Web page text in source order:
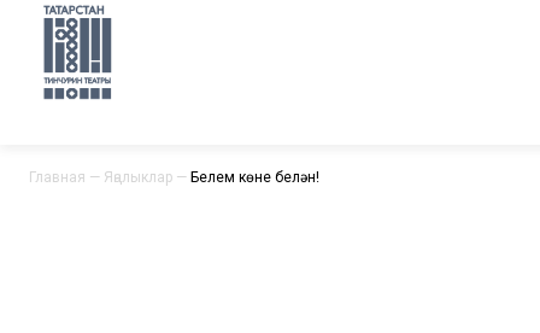
Главная — Яңалыклар — Белем көне белән!